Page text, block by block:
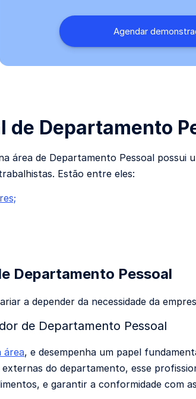
de Departamento
área de Departamento Pessoal possui
Estão entre eles:
Departamento Pessoal
a depender da necessidade da
de Departamento Pessoal
área, e desempenha um papel
do departamento, esse
e garantir a conformidade com